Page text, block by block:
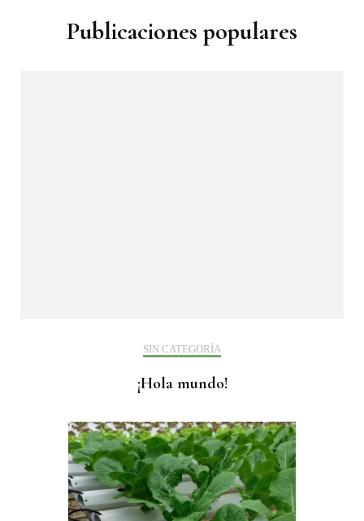
Publicaciones populares
SIN CATEGORÍA
¡Hola mundo!